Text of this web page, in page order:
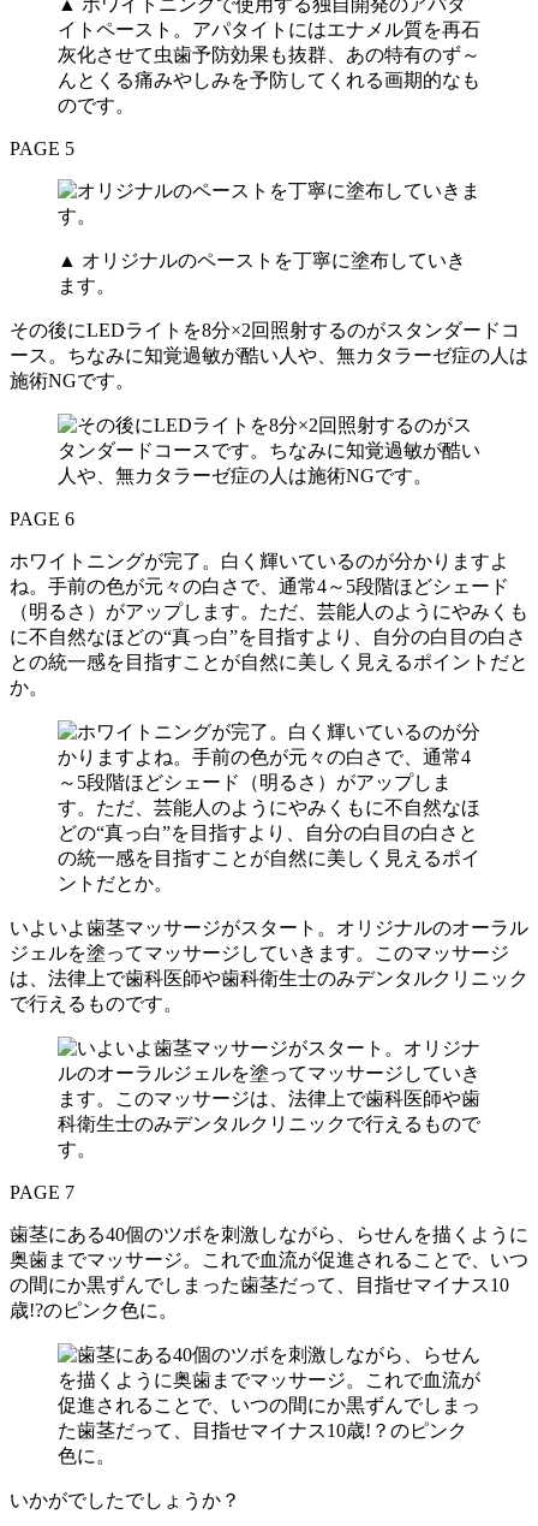
イトペースト。アパタイトにはエナメル質を再石
灰化させて虫歯予防効果も抜群、あの特有のず～
んとくる痛みやしみを予防してくれる画期的なも
のです。
PAGE 5
▲ オリジナルのペーストを丁寧に塗布していき
ます。
その後にLEDライトを8分×2回照射するのがスタンダードコ
ース。ちなみに知覚過敏が酷い人や、無カタラーゼ症の人は
施術NGです。
PAGE 6
ホワイトニングが完了。白く輝いているのが分かりますよ
ね。手前の色が元々の白さで、通常4～5段階ほどシェード
（明るさ）がアップします。ただ、芸能人のようにやみくも
に不自然なほどの“真っ白”を目指すより、自分の白目の白さ
との統一感を目指すことが自然に美しく見えるポイントだと
か。
いよいよ歯茎マッサージがスタート。オリジナルのオーラル
ジェルを塗ってマッサージしていきます。このマッサージ
は、法律上で歯科医師や歯科衛生士のみデンタルクリニック
で行えるものです。
PAGE 7
歯茎にある40個のツボを刺激しながら、らせんを描くように
奥歯までマッサージ。これで血流が促進されることで、いつ
の間にか黒ずんでしまった歯茎だって、目指せマイナス10
歳!?のピンク色に。
いかがでしたでしょうか？